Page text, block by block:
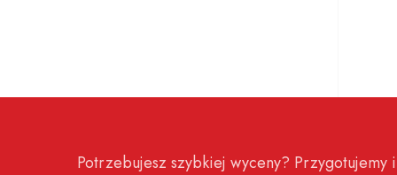
Potrzebujesz szybkiej wyceny?